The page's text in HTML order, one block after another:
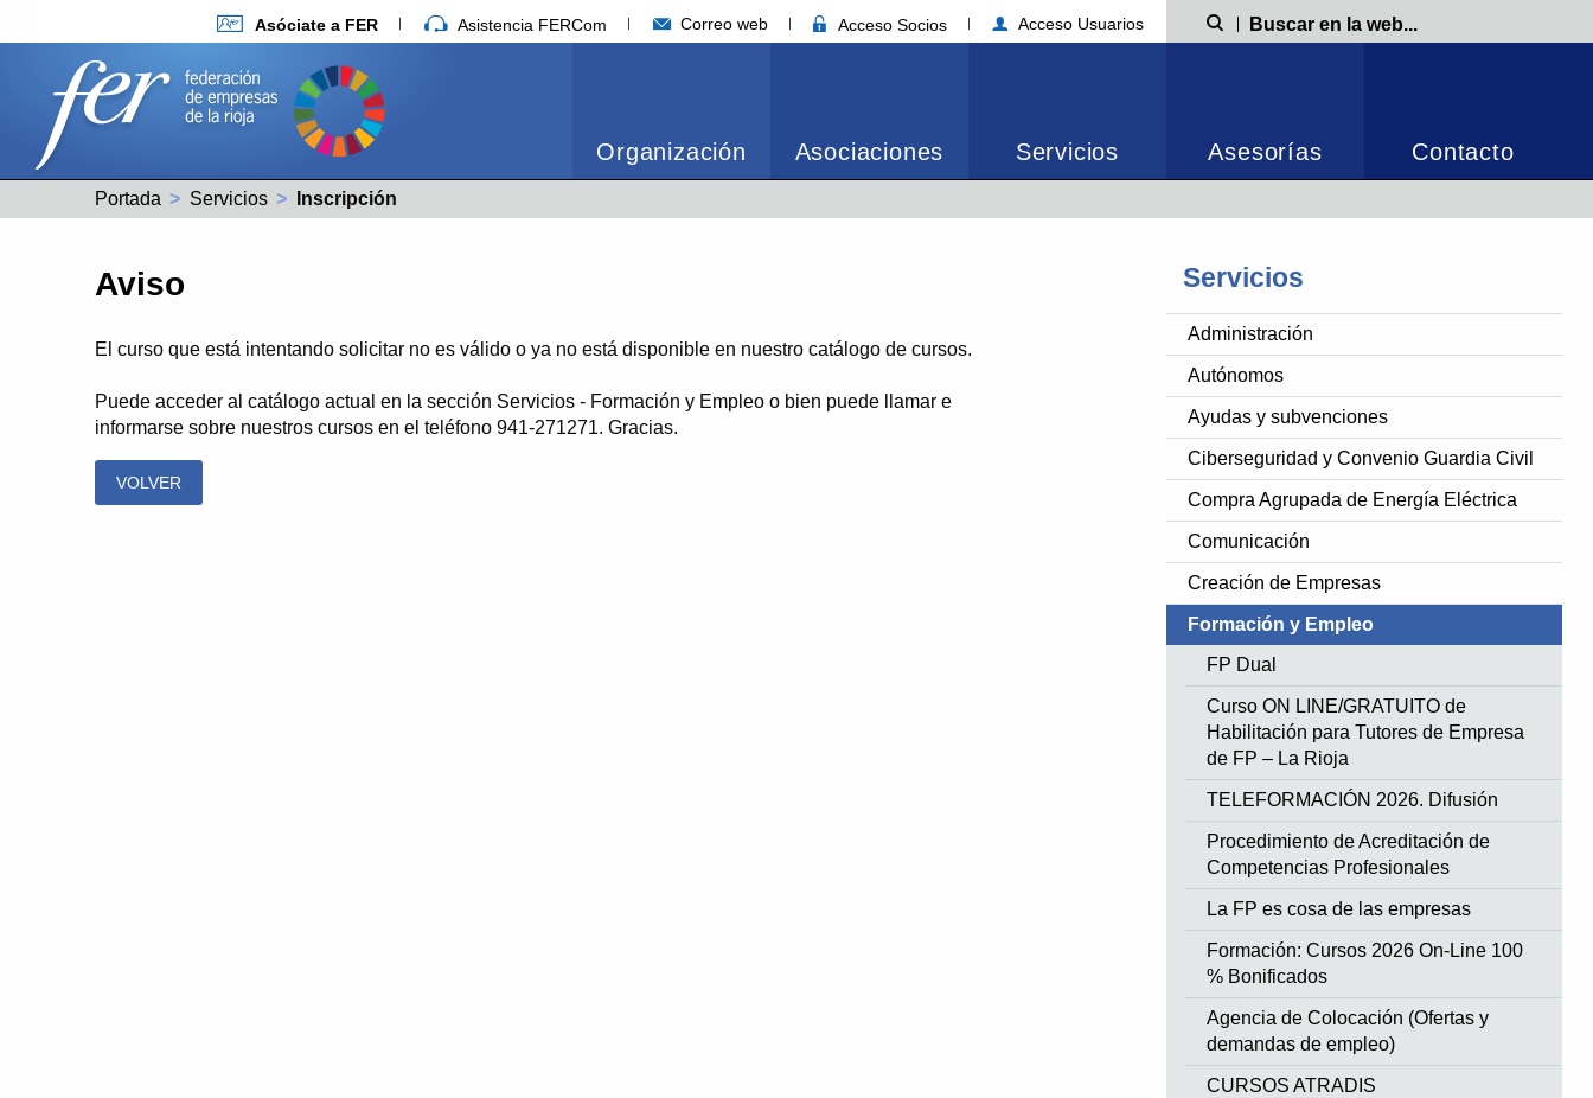
Asóciate a FER Asistencia FERCom Correo web Acceso Socios Acceso Usuarios Búsqueda
Organización Asociaciones Servicios Asesorías Contacto
Portada Servicios Actual:
Inscripción
Servicios
Administración
Autónomos
Ayudas y subvenciones
Ciberseguridad y Convenio Guardia Civil
Compra Agrupada de Energía Eléctrica
Comunicación
Creación de Empresas
Formación y Empleo
FP Dual
Curso ON LINE/GRATUITO de
Habilitación para Tutores de Empresa
de FP – La Rioja
TELEFORMACIÓN 2026. Difusión
Procedimiento de Acreditación de
Competencias Profesionales
La FP es cosa de las empresas
Formación: Cursos 2026 On-Line 100
% Bonificados
Agencia de Colocación (Ofertas y
demandas de empleo)
CURSOS ATRADIS
Aviso
El curso que está intentando solicitar no es válido o ya no está disponible en nuestro catálogo de cursos.
Puede acceder al catálogo actual en la sección Servicios - Formación y Empleo o bien puede llamar e
informarse sobre nuestros cursos en el teléfono 941-271271. Gracias.
VOLVER